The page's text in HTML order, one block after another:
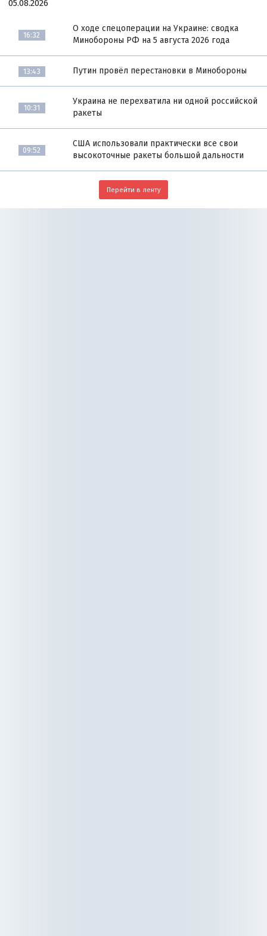
05.08.2026
16:32
О ходе спецоперации на Украине: сводка
Минобороны РФ на 5 августа 2026 года
13:43 Путин провёл перестановки в Минобороны
10:31
Украина не перехватила ни одной российской
ракеты
09:52
США использовали практически все свои
высокоточные ракеты большой дальности
Перейти в ленту